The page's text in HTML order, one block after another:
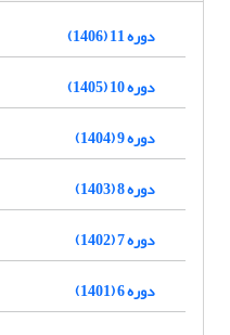
دوره 11 (1406)
دوره 10 (1405)
دوره 9 (1404)
دوره 8 (1403)
دوره 7 (1402)
دوره 6 (1401)